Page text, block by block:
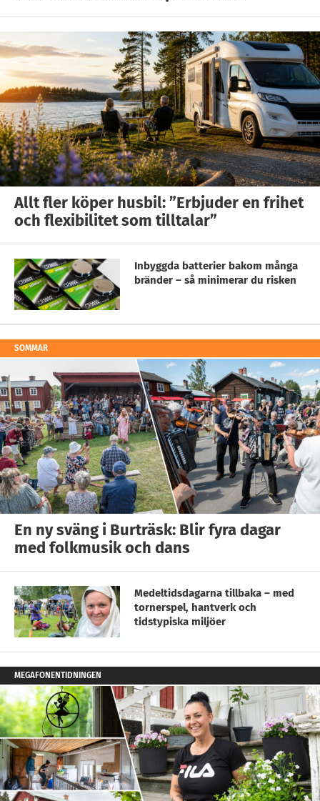
Allt fler köper husbil: ”Erbjuder en frihet
och flexibilitet som tilltalar”
Inbyggda batterier bakom många
bränder – så minimerar du risken
SOMMAR
En ny sväng i Burträsk: Blir fyra dagar
med folkmusik och dans
Medeltidsdagarna tillbaka – med
tornerspel, hantverk och
tidstypiska miljöer
MEGAFONENTIDNINGEN